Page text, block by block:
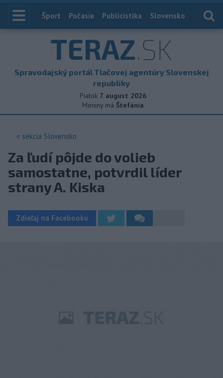
Index
Šport Počasie Publicistika Slovensko
TERAZ.SK
Spravodajský portál Tlačovej agentúry Slovenskej
republiky
Piatok 7. august 2026
Meniny má Štefánia
< sekcia Slovensko
Za ľudí pôjde do volieb
samostatne, potvrdil líder
strany A. Kiska
Zdieľaj na Facebooku